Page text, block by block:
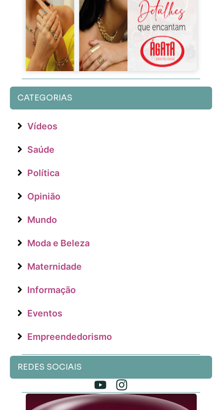
CATEGORIAS
Vídeos
Saúde
Política
Opinião
Mundo
Moda e Beleza
Maternidade
Informação
Eventos
Empreendedorismo
REDES SOCIAIS